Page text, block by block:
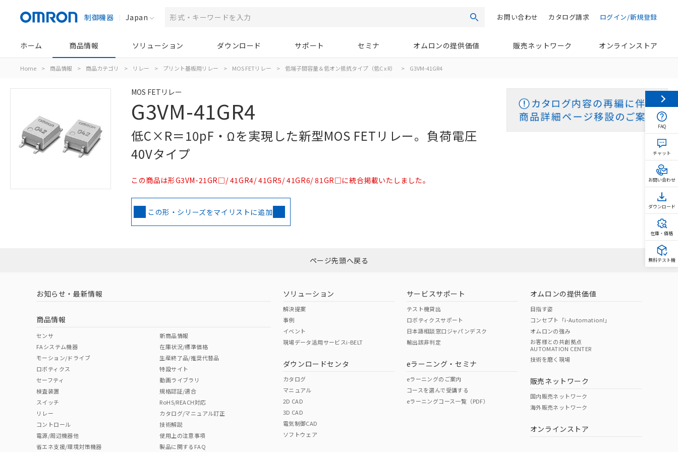
制御機器 Japan 検索 ログイン/新規登録
カタログ請求
お問い合わせ
ホーム 商品情報 ソリューション ダウンロード サポート セミナ オムロンの提供価値 販売ネットワーク オンラインストア
Home > 商品情報 > 商品カテゴリ > リレー > プリント基板用リレー > MOS FETリレー > 低端子間容量＆低オン抵抗タイプ（低C x R） > G3VM-41GR4
MOS FETリレー
G3VM-41GR4
低C×R＝10pF・Ωを実現した新型MOS FETリレー。負荷電圧
40Vタイプ
この商品は形G3VM-21GR□/ 41GR4/ 41GR5/ 41GR6/ 81GR□に統合掲載いたしました。
この形・シリーズをマイリストに追加
ページ先頭へ戻る
お知らせ・最新情報
商品情報
センサ
FAシステム機器
モーション/ドライブ
ロボティクス
セーフティ
検査装置
スイッチ
リレー
コントロール
電源/周辺機器他
省エネ支援/環境対策機器
新商品情報
在庫状況/標準価格
生産終了品/推奨代替品
特設サイト
動画ライブラリ
規格認証/適合
RoHS/REACH対応
カタログ/マニュアル訂正
技術解説
使用上の注意事項
製品に関するFAQ
ソリューション
解決提案
事例
イベント
現場データ活用サービスi-BELT
ダウンロードセンタ
カタログ
マニュアル
2D CAD
3D CAD
電気制御CAD
ソフトウェア
サービスサポート
テスト機貸出
ロボティクスサポート
日本語相談窓口ジャパンデスク
輸出該非判定
eラーニング・セミナ
eラーニングのご案内
コースを選んで受講する
eラーニングコース一覧（PDF）
オムロンの提供価値
目指す姿
コンセプト「i-Automation!」
オムロンの強み
お客様との共創拠点
AUTOMATION CENTER
技術を磨く現場
販売ネットワーク
国内販売ネットワーク
海外販売ネットワーク
オンラインストア
FAQ
チャット
お問い合わせ
ダウンロード
在庫・価格
無料テスト機